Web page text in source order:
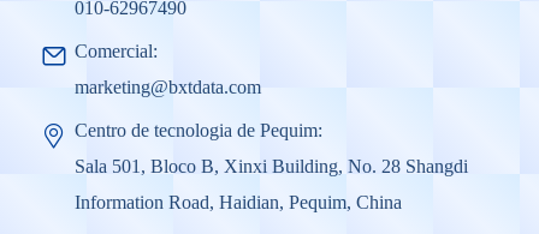
010-62967490
Comercial:
marketing@bxtdata.com
Centro de tecnologia de Pequim:
Sala 501, Bloco B, Xinxi Building, No. 28 Shangdi
Information Road, Haidian, Pequim, China